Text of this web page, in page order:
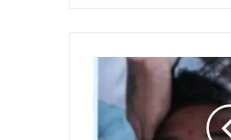
हैवानियत!
नवगछिया